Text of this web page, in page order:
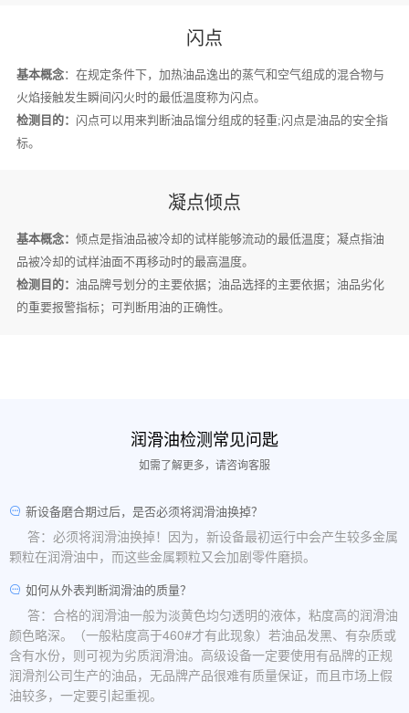
闪点
基本概念：在规定条件下，加热油品逸出的蒸气和空气组成的混合物与
火焰接触发生瞬间闪火时的最低温度称为闪点。
检测目的： 闪点可以用来判断油品馏分组成的轻重;闪点是油品的安全指
标。
凝点倾点
基本概念： 倾点是指油品被冷却的试样能够流动的最低温度；凝点指油
品被冷却的试样油面不再移动时的最高温度。
检测目的： 油品牌号划分的主要依据；油品选择的主要依据；油品劣化
的重要报警指标；可判断用油的正确性。
润滑油检测常见问匙
如需了解更多，请咨询客服
新设备磨合期过后，是否必须将润滑油换掉？
答：必须将润滑油换掉！因为，新设备最初运行中会产生较多金属
颗粒在润滑油中，而这些金属颗粒又会加剧零件磨损。
如何从外表判断润滑油的质量？
答：合格的润滑油一般为淡黄色均匀透明的液体，粘度高的润滑油
颜色略深。（一般粘度高于460#才有此现象）若油品发黑、有杂质或
含有水份，则可视为劣质润滑油。高级设备一定要使用有品牌的正规
润滑剂公司生产的油品，无品牌产品很难有质量保证，而且市场上假
油较多，一定要引起重视。